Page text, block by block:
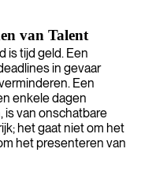
van Talent
is tijd geld. Een
in gevaar
Een
enkele dagen
is van onschatbare
het gaat niet om het
het presenteren van